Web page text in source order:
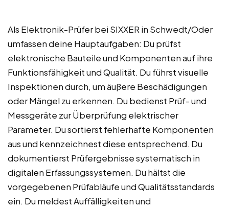
Als Elektronik-Prüfer bei SIXXER in Schwedt/Oder
umfassen deine Hauptaufgaben: Du prüfst
elektronische Bauteile und Komponenten auf ihre
Funktionsfähigkeit und Qualität. Du führst visuelle
Inspektionen durch, um äußere Beschädigungen
oder Mängel zu erkennen. Du bedienst Prüf- und
Messgeräte zur Überprüfung elektrischer
Parameter. Du sortierst fehlerhafte Komponenten
aus und kennzeichnest diese entsprechend. Du
dokumentierst Prüfergebnisse systematisch in
digitalen Erfassungssystemen. Du hältst die
vorgegebenen Prüfabläufe und Qualitätsstandards
ein. Du meldest Auffälligkeiten und